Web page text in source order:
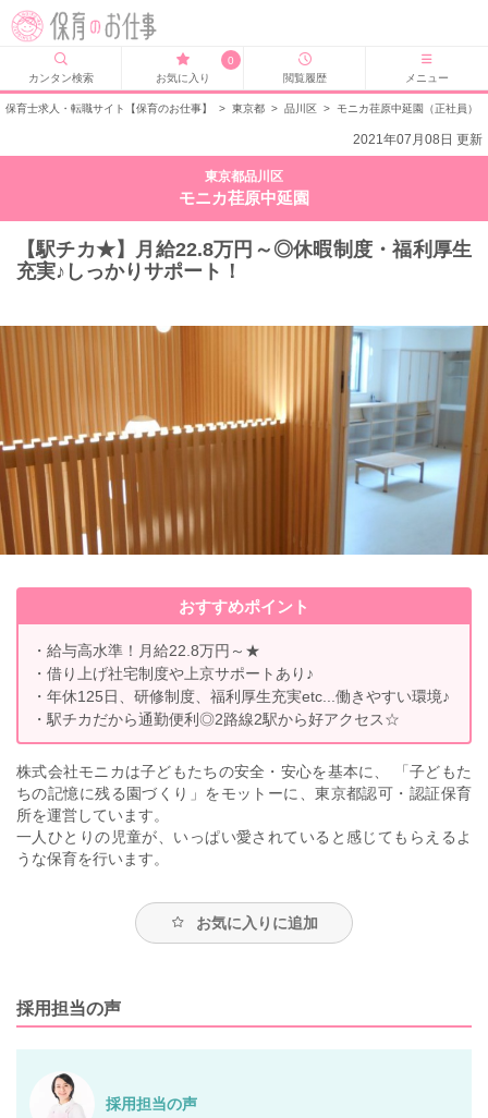
カンタン検索
0
お気に入り
閲覧履歴 メニュー
保育士求人・転職サイト【保育のお仕事】 > 東京都 > 品川区 > モニカ荏原中延園（正社員）
2021年07月08日 更新
東京都品川区
モニカ荏原中延園
【駅チカ★】月給22.8万円～◎休暇制度・福利厚生
充実♪しっかりサポート！
おすすめポイント
・給与高水準！月給22.8万円～★
・借り上げ社宅制度や上京サポートあり♪
・年休125日、研修制度、福利厚生充実etc...働きやすい環境♪
・駅チカだから通勤便利◎2路線2駅から好アクセス☆
株式会社モニカは子どもたちの安全・安心を基本に、 「子どもた
ちの記憶に残る園づくり」をモットーに、東京都認可・認証保育
所を運営しています。
一人ひとりの児童が、いっぱい愛されていると感じてもらえるよ
うな保育を行います。
お気に入りに追加
採用担当の声
採用担当の声